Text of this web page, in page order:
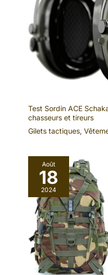
Test Sordin ACE
chasseurs et tireurs
Gilets tactiques,
Août
18
2024